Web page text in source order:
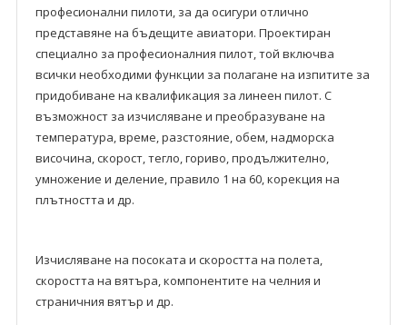
професионални пилоти, за да осигури отлично
представяне на бъдещите авиатори. Проектиран
специално за професионалния пилот, той включва
всички необходими функции за полагане на изпитите за
придобиване на квалификация за линеен пилот. С
възможност за изчисляване и преобразуване на
температура, време, разстояние, обем, надморска
височина, скорост, тегло, гориво, продължително,
умножение и деление, правило 1 на 60, корекция на
плътността и др.
Изчисляване на посоката и скоростта на полета,
скоростта на вятъра, компонентите на челния и
страничния вятър и др.